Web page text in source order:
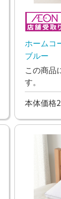
ホーム
ブルー
この商品
す。
本体価格